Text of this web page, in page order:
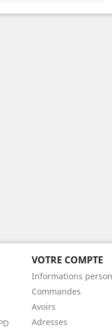
VOTRE COMPTE
Informations
Commandes
Avoirs
Adresses